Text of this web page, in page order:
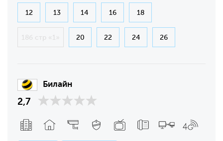
12 13 14 16 18
18б стр «1» 20 22 24 26
Билайн
2,7